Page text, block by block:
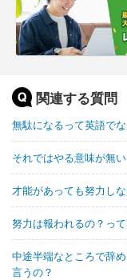
関連する質問
無駄になるって英語で
それではやる意味が無
才能があっても努力し
努力は報われるの？っ
中途半端なところで辞
言うの？